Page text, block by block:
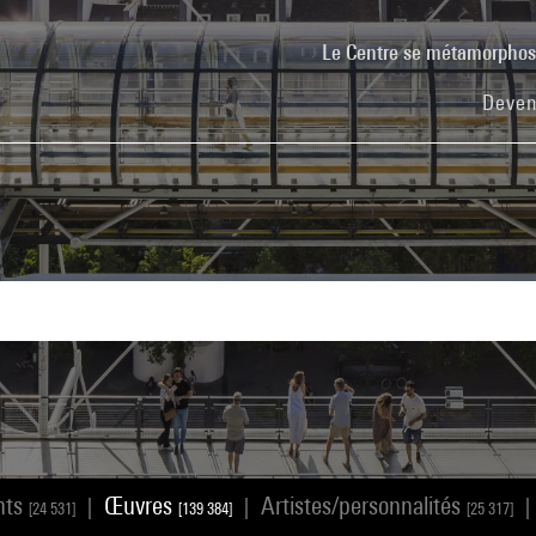
Le Centre se
[24 531] Œuvres [139 384] Artistes/personnalités [25 317]